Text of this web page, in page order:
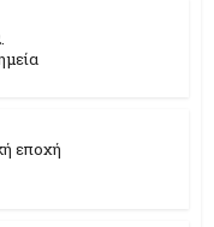
εποχή